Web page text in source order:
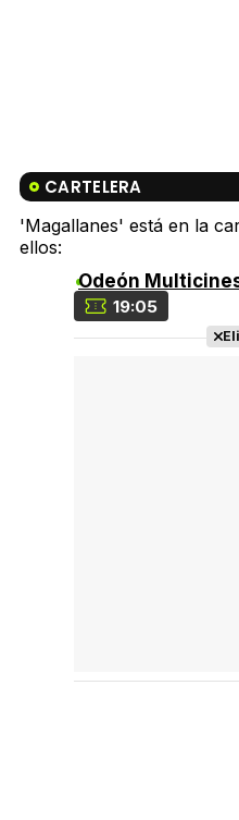
CARTELERA
'Magallanes' está en la
ellos:
Odeón
19:05